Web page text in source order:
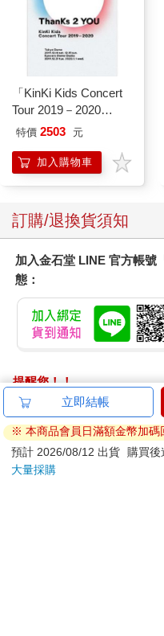
「KinKi Kids Concert
Tour 2019－2020
ThanKs 2 YOU」DVD
特價 2503 元
加入購物車
訂購/退換貨須知
加入金石堂 LINE 官方帳號
態：
提醒您！！
金石堂及銀行均不會請您操
ATM提款機，請不要聽從指
退換貨須知：
**提醒您，鑑賞期不等於試
立即結帳
※ 本商品會員日滿額金幣加碼
預計 2026/08/12 出貨
購買
大量採購